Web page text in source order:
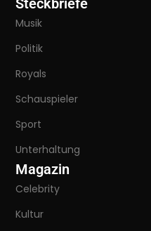
Musik
Politik
Royals
Schauspieler
Sport
Unterhaltung
Magazin
Celebrity
Kultur